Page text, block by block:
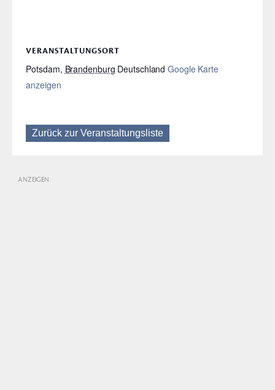
VERANSTALTUNGSORT
Potsdam, Brandenburg Deutschland Google Karte
anzeigen
Zurück zur Veranstaltungsliste
ANZEIGEN